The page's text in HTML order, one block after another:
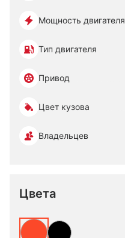
Мощность двигателя
Тип двигателя
Привод
Цвет кузова
Владельцев
Цвета